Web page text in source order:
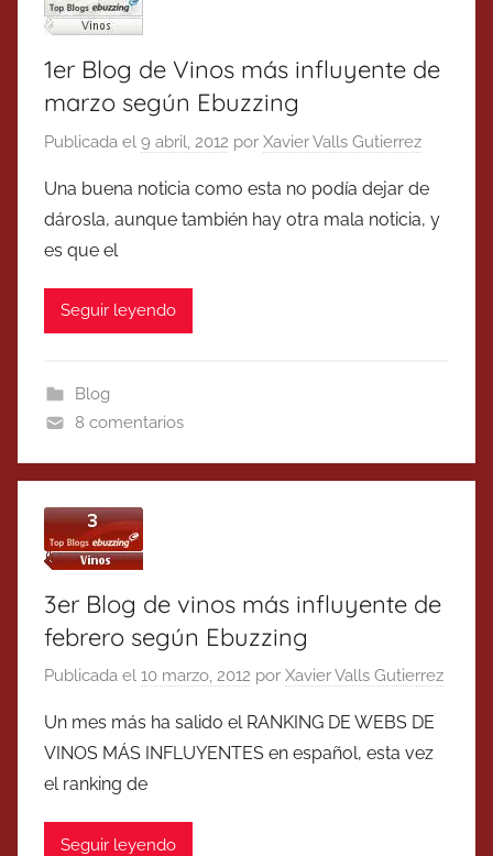
1er Blog de Vinos más influyente de
marzo según Ebuzzing
Publicada el 9 abril, 2012 por Xavier Valls Gutierrez
Una buena noticia como esta no podía dejar de
dárosla, aunque también hay otra mala noticia, y
es que el
Seguir leyendo
Blog
8 comentarios
3er Blog de vinos más influyente de
febrero según Ebuzzing
Publicada el 10 marzo, 2012 por Xavier Valls Gutierrez
Un mes más ha salido el RANKING DE WEBS DE
VINOS MÁS INFLUYENTES en español, esta vez
el ranking de
Seguir leyendo